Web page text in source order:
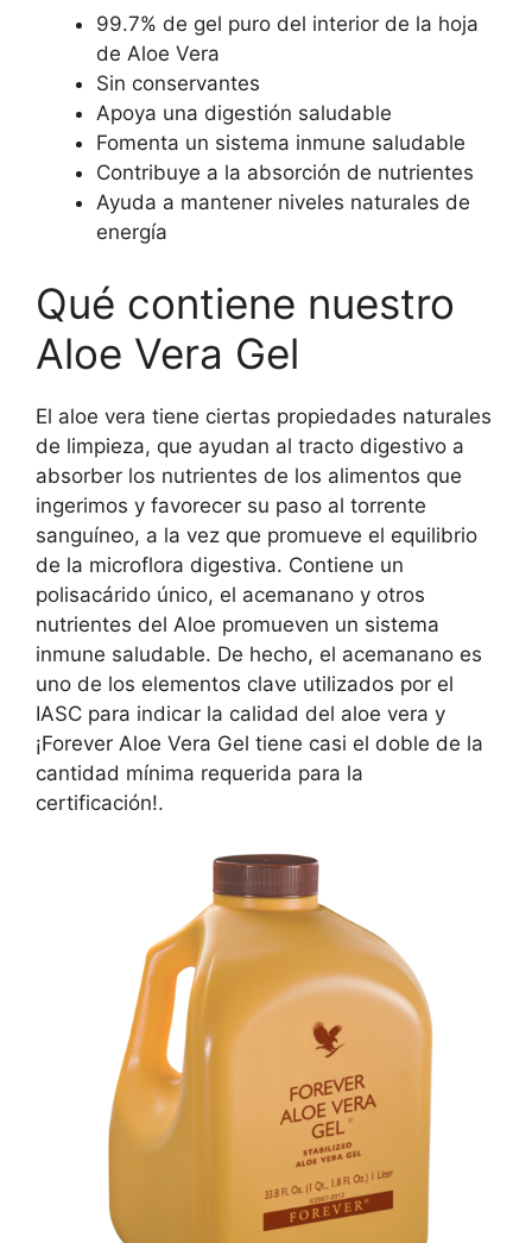
99.7% de gel puro del interior de la hoja
de Aloe Vera
Sin conservantes
Apoya una digestión saludable
Fomenta un sistema inmune saludable
Contribuye a la absorción de nutrientes
Ayuda a mantener niveles naturales de
energía
Qué contiene nuestro
Aloe Vera Gel
El aloe vera tiene ciertas propiedades naturales
de limpieza, que ayudan al tracto digestivo a
absorber los nutrientes de los alimentos que
ingerimos y favorecer su paso al torrente
sanguíneo, a la vez que promueve el equilibrio
de la microflora digestiva. Contiene un
polisacárido único, el acemanano y otros
nutrientes del Aloe promueven un sistema
inmune saludable. De hecho, el acemanano es
uno de los elementos clave utilizados por el
IASC para indicar la calidad del aloe vera y
¡Forever Aloe Vera Gel tiene casi el doble de la
cantidad mínima requerida para la
certificación!.